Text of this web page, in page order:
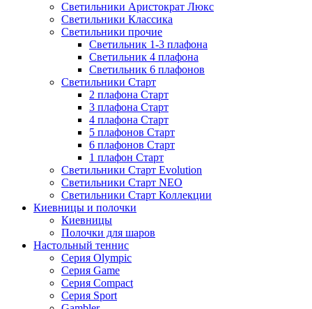
Светильники Аристократ Люкс
Светильники Классика
Светильники прочие
Светильник 1-3 плафона
Светильник 4 плафона
Светильник 6 плафонов
Светильники Старт
2 плафона Старт
3 плафона Старт
4 плафона Старт
5 плафонов Старт
6 плафонов Старт
1 плафон Старт
Светильники Старт Evolution
Светильники Старт NEO
Светильники Старт Коллекции
Киевницы и полочки
Киевницы
Полочки для шаров
Настольный теннис
Серия Olympic
Серия Game
Серия Compact
Серия Sport